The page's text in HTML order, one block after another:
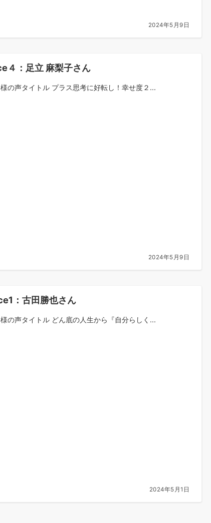
2024年5月9日
４：足立 麻梨子さん
様の声タイトル プラス思考に好転し！幸せ度２...
2024年5月9日
：古田勝也さん
様の声タイトル どん底の人生から『自分らしく...
2024年5月1日